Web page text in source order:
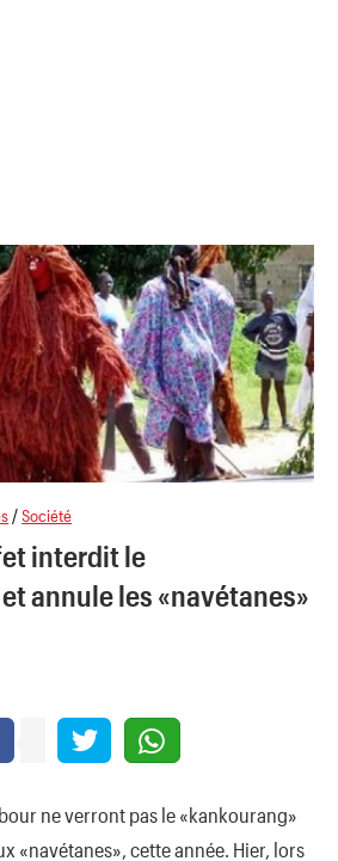
/Société
interdit le
annule les «navétanes»
ne verront pas le «kankourang»
«navétanes», cette année. Hier, lors